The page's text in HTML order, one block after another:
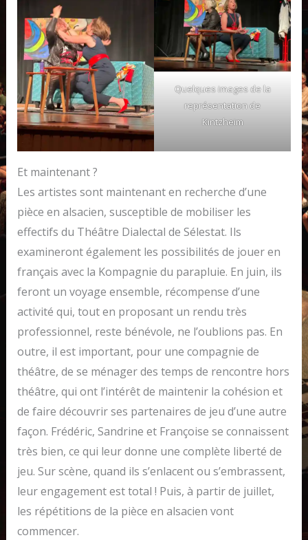
Quelques images de la
représentation de
Kintzheim
Et maintenant ?
Les artistes sont maintenant en recherche d’une
pièce en alsacien, susceptible de mobiliser les
effectifs du Théâtre Dialectal de Sélestat. Ils
examineront également les possibilités de jouer en
français avec la Kompagnie du parapluie. En juin, ils
feront un voyage ensemble, récompense d’une
activité qui, tout en proposant un rendu très
professionnel, reste bénévole, ne l’oublions pas. En
outre, il est important, pour une compagnie de
théâtre, de se ménager des temps de rencontre hors
théâtre, qui ont l’intérêt de maintenir la cohésion et
de faire découvrir ses partenaires de jeu d’une autre
façon. Frédéric, Sandrine et Françoise se connaissent
très bien, ce qui leur donne une complète liberté de
jeu. Sur scène, quand ils s’enlacent ou s’embrassent,
leur engagement est total ! Puis, à partir de juillet,
les répétitions de la pièce en alsacien vont
commencer.